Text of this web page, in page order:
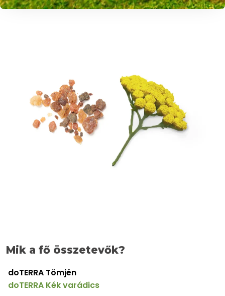
Mik a fő összetevők?
doTERRA Tömjén
doTERRA Kék varádics